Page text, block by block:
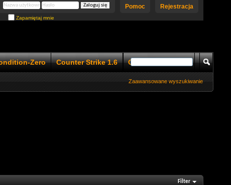
Rejestracja
Pomoc
Zapamiętaj mnie
Zero Counter Strike 1.6 Counter Strike 1.5
Zaawansowane wyszukiwanie
Filter